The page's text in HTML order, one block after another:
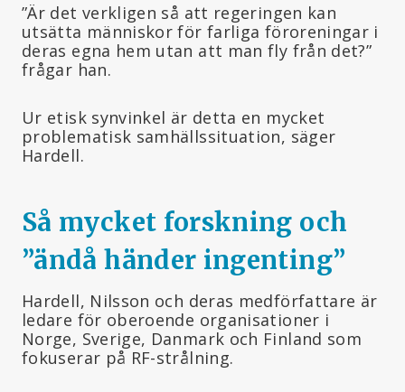
”Är det verkligen så att regeringen kan
utsätta människor för farliga föroreningar i
deras egna hem utan att man fly från det?”
frågar han.
Ur etisk synvinkel är detta en mycket
problematisk samhällssituation, säger
Hardell.
Så mycket forskning och
”ändå händer ingenting”
Hardell, Nilsson och deras medförfattare är
ledare för oberoende organisationer i
Norge, Sverige, Danmark och Finland som
fokuserar på RF-strålning.